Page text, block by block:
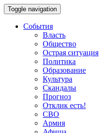
Toggle navigation
События
Власть
Общество
Острая ситуация
Политика
Образование
Культура
Скандалы
Прогноз
Отклик есть!
СВО
Армия